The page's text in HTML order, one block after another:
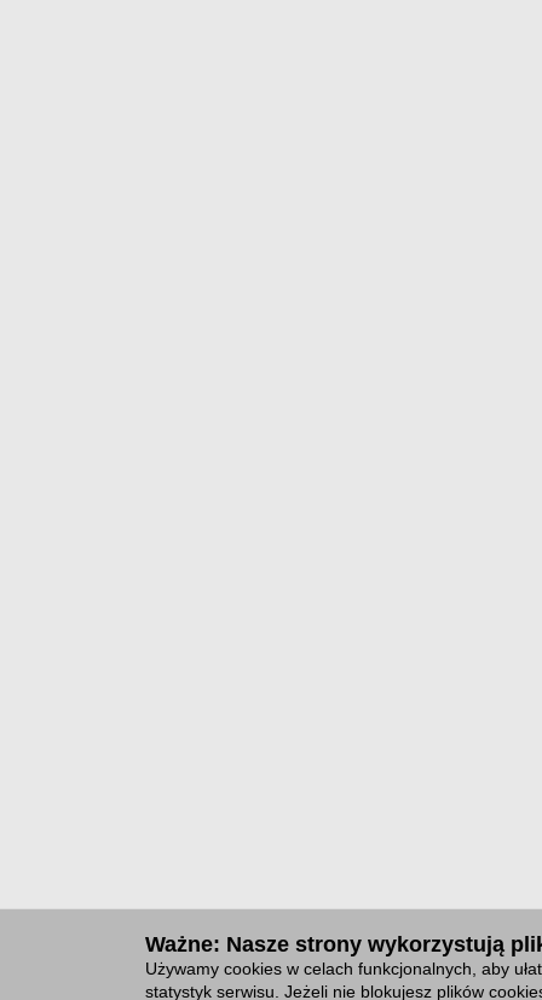
Ważne: Nasze strony wykorzystują
Używamy cookies w celach funkcjonalnych, aby
statystyk serwisu. Jeżeli nie blokujesz plików